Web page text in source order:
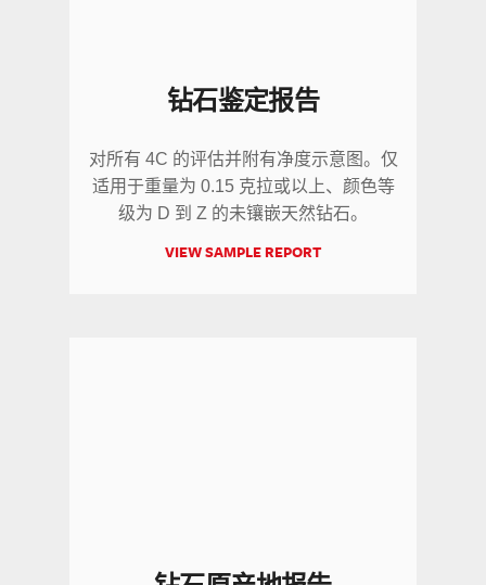
钻石鉴定报告
对所有 4C 的评估并附有净度示意图。仅
适用于重量为 0.15 克拉或以上、颜色等
级为 D 到 Z 的未镶嵌天然钻石。
VIEW SAMPLE REPORT